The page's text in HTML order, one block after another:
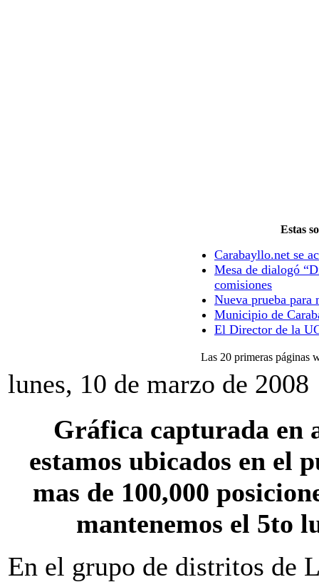
Estas
Carabayllo.net se
Mesa de dialogó
comisiones
Nueva prueba para
Municipio de
El Director de la
Las 20 primeras
lunes, 10 de marzo de 2008
Gráfica capturada en
estamos ubicados en el
mas de 100,000
mantenemos el 5to
En el grupo de distritos de